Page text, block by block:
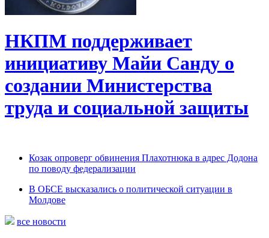
НКПМ поддерживает
инициативу Майи Санду о
создании Министерства
труда и социальной защиты
Козак опроверг обвинения Плахотнюка в адрес Додона
по поводу федерализации
В ОБСЕ высказались о политической ситуации в
Молдове
все новости